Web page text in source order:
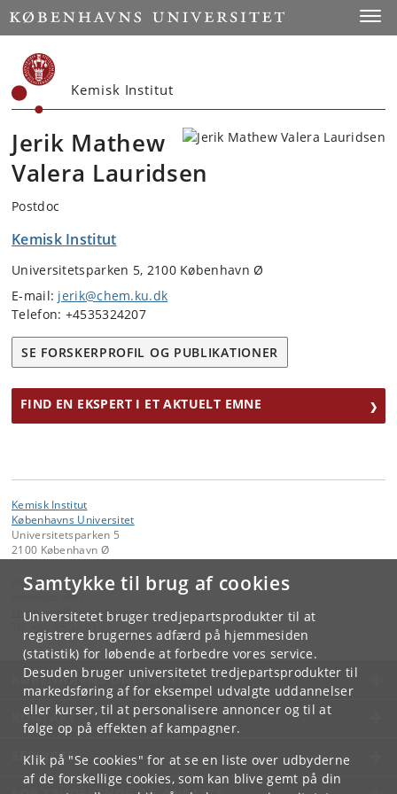
Samtykke til brug af cookies
Universitetet bruger tredjepartsprodukter til at
registrere brugernes adfærd på hjemmesiden
(statistik) for løbende at forbedre vores service.
Desuden bruger universitetet tredjepartsprodukter til
markedsføring af for eksempel udvalgte uddannelser
eller kurser, til at personalisere annoncer og til at
følge op på effekten af kampagner.
Klik på "Se cookies" for at se en liste over udbyderne
af de forskellige cookies, som kan blive gemt på din
Start
Kemisk Institut
Jerik Mathew
Valera Lauridsen
Postdoc
Kemisk Institut
Universitetsparken 5, 2100 København Ø
E-mail: jerik@chem.ku.dk
Telefon: +4535324207
SE FORSKERPROFIL OG PUBLIKATIONER
FIND EN EKSPERT I ET AKTUELT EMNE
Kemisk Institut
Københavns Universitet
Universitetsparken 5
2100 København Ø
Kontakt:
Administrator
chemadm@chem. ku.dk
KØBENHAVNS UNIVERSITET
KONTAKT
SERVICES